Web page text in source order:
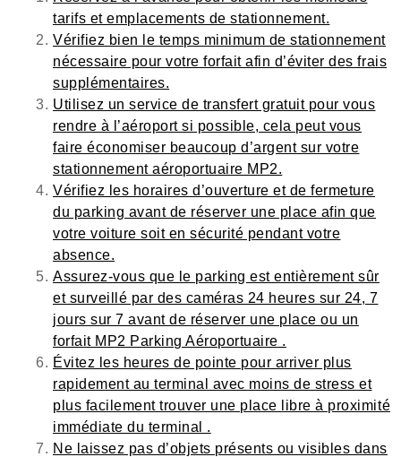
tarifs et emplacements de stationnement.
Vérifiez bien le temps minimum de stationnement
nécessaire pour votre forfait afin d’éviter des frais
supplémentaires.
Utilisez un service de transfert gratuit pour vous
rendre à l’aéroport si possible, cela peut vous
faire économiser beaucoup d’argent sur votre
stationnement aéroportuaire MP2.
Vérifiez les horaires d’ouverture et de fermeture
du parking avant de réserver une place afin que
votre voiture soit en sécurité pendant votre
absence.
Assurez-vous que le parking est entièrement sûr
et surveillé par des caméras 24 heures sur 24, 7
jours sur 7 avant de réserver une place ou un
forfait MP2 Parking Aéroportuaire .
Évitez les heures de pointe pour arriver plus
rapidement au terminal avec moins de stress et
plus facilement trouver une place libre à proximité
immédiate du terminal .
Ne laissez pas d’objets présents ou visibles dans